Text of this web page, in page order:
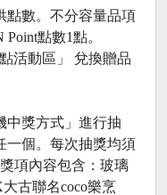
點數。不分容量品項
點數1點。
活動區」 兌換贈品
中獎方式」進行抽
一個。每次抽獎均須
項內容包含：玻璃
古聯名coco樂烹